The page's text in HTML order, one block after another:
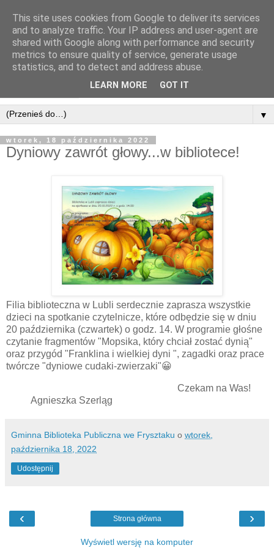
▼
wtorek, 18 października 2022
Dyniowy zawrót głowy...w bibliotece!
Filia biblioteczna w Lubli serdecznie zaprasza wszystkie
dzieci na spotkanie czytelnicze, które odbędzie się w dniu
20 października (czwartek) o godz. 14. W programie głośne
czytanie fragmentów "Mopsika, który chciał zostać dynią"
oraz przygód "Franklina i wielkiej dyni ", zagadki oraz prace
twórcze "dyniowe cudaki-zwierzaki"😀
Czekam na Was!
Agnieszka Szerląg
Gminna Biblioteka Publiczna we Frysztaku o wtorek,
października 18, 2022
Udostępnij
‹ ›
Strona główna
Wyświetl wersję na komputer
This site uses cookies from Google to deliver its services
and to analyze traffic. Your IP address and user-agent are
shared with Google along with performance and security
metrics to ensure quality of service, generate usage
statistics, and to detect and address abuse.
LEARN MORE GOT IT